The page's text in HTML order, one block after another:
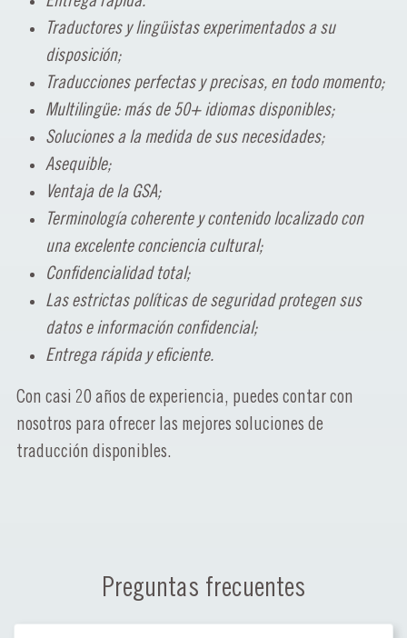
Traductores y lingüistas experimentados a su
disposición;
Traducciones perfectas y precisas, en todo momento;
Multilingüe: más de 50+ idiomas disponibles;
Soluciones a la medida de sus necesidades;
Asequible;
Ventaja de la GSA;
Terminología coherente y contenido localizado con
una excelente conciencia cultural;
Confidencialidad total;
Las estrictas políticas de seguridad protegen sus
datos e información confidencial;
Entrega rápida y eficiente.
Con casi 20 años de experiencia, puedes contar con
nosotros para ofrecer las mejores soluciones de
traducción disponibles.
Preguntas frecuentes